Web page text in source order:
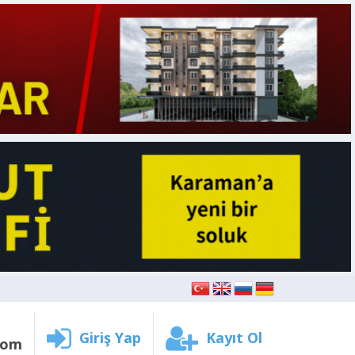
Giriş Yap Kayıt Ol